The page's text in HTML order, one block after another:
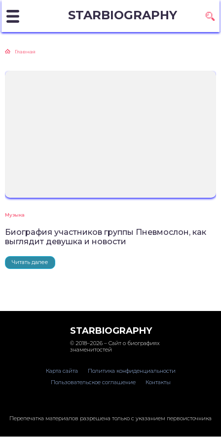
STARBIOGRAPHY
Главная
Музыка
Биография участников группы Пневмослон, как
выглядит девушка и новости
Читать далее
STARBIOGRAPHY
© 2018–2026 – Сайт о биографиях
знаменитостей
Карта сайта
Политика конфиденциальности
Пользовательское соглашение
Контакты
Перепечатка материалов разрешена только с указанием первоисточника